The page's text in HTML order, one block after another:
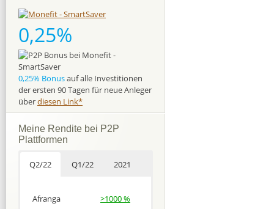
0,25%
0,25% Bonusauf alle Investitionen
der ersten 90 Tagen für neue Anleger
überdiesen Link*
Meine Rendite bei P2P
Plattformen
Q2/22 Q1/22 2021
Afranga
>1000 %